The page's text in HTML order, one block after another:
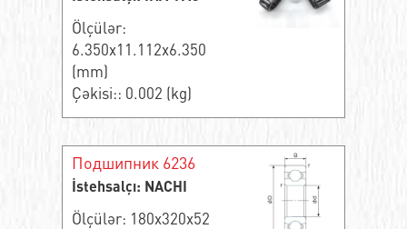
Ölçülər:
6.350x11.112x6.350
(mm)
Çəkisi:: 0.002 (kg)
Подшипник 6236
İstehsalçı: NACHI
Ölçülər: 180x320x52